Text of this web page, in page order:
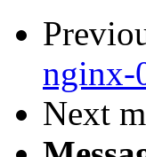
nginx-
Next